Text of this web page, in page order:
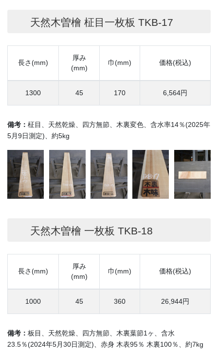
天然木曽檜 柾目一枚板 TKB-17
長さ(mm)
厚み
(mm)
巾(mm) 価格(税込)
1300 45 170 6,564円
備考： 柾目、天然乾燥、四方無節、木裏変色、含水率14％(2025年
5月9日測定)、約5kg
天然木曽檜 一枚板 TKB-18
長さ(mm)
厚み
(mm)
巾(mm) 価格(税込)
1000 45 360 26,944円
備考： 板目、天然乾燥、四方無節、木裏葉節1ヶ、含水
23.5％(2024年5月30日測定)、赤身 木表95％ 木裏100％、約7kg